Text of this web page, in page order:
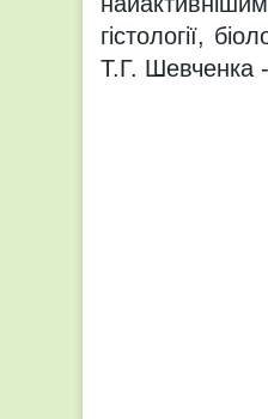
гістології,
Т.Г. Шевченка